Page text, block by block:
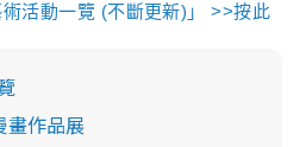
活動一覽 (不斷更新)」 >>按此
作品展